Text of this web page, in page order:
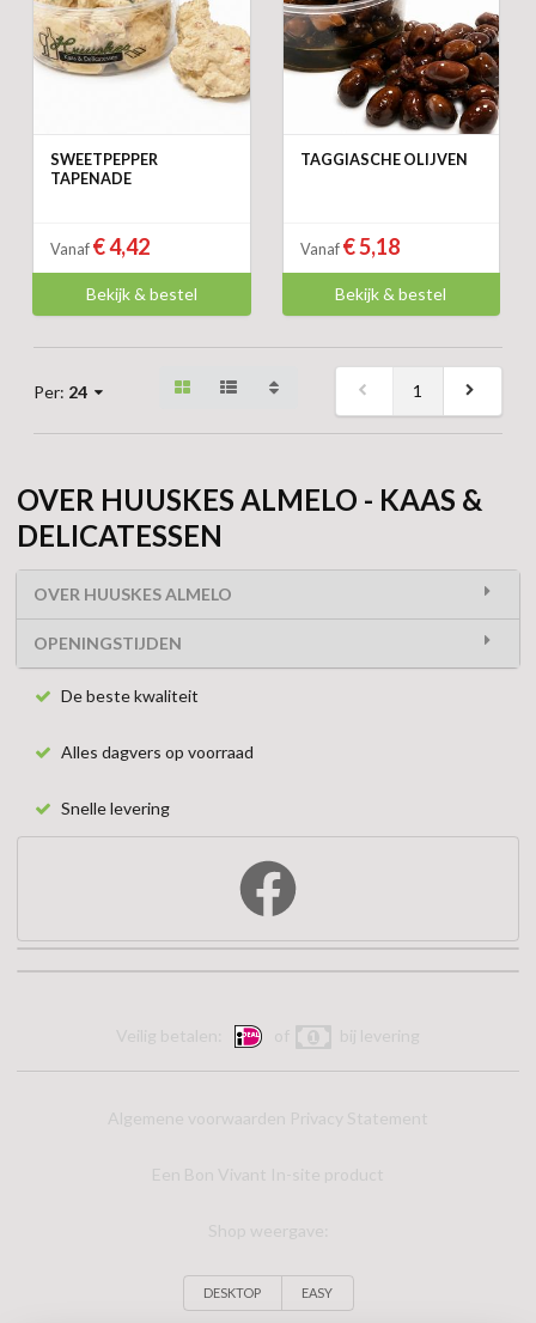
SWEETPEPPER
TAPENADE
Vanaf € 4,42
Bekijk & bestel
TAGGIASCHE OLIJVEN
Vanaf € 5,18
Bekijk & bestel
Per: 24 1
OVER HUUSKES ALMELO - KAAS &
DELICATESSEN
OVER HUUSKES ALMELO
OPENINGSTIJDEN
De beste kwaliteit
Alles dagvers op voorraad
Snelle levering
Veilig betalen: of bij levering
Algemene voorwaarden Privacy Statement
Een Bon Vivant In-site product
Shop weergave:
DESKTOP EASY